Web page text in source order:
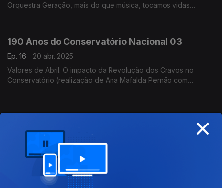
Orquestra Geração, mais do que música, tocamos vidas
190 Anos do Conservatório Nacional 03
Ep. 16
20 abr. 2025
Valores de Abril. O impacto da Revolução dos Cravos no
Conservatório (realização de Ana Mafalda Pernão com
Ep. 15
13 abr. 2025
O Conservatório | O início. A fundação do Conservatório e a
visão dos seus fundadores (realização de Teresa
Castanheira)
×